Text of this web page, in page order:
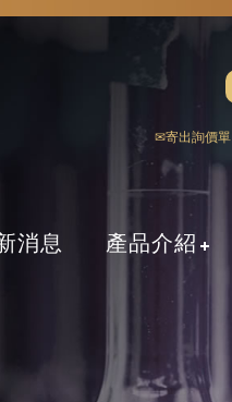
消息 產品介紹
✉寄出詢價單